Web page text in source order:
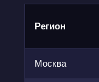
Регион
Москва